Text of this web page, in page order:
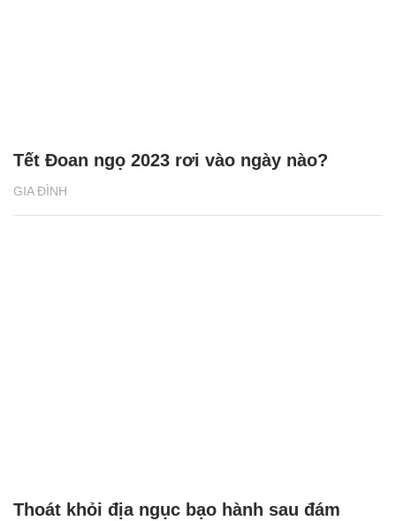
GIA ĐÌNH
Tết Đoan ngọ 2023 rơi vào ngày nào?
Thoát khỏi địa ngục bạo hành sau đám